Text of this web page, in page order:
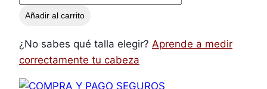
Añadir al carrito
¿No sabes qué talla elegir? Aprende a medir
correctamente tu cabeza